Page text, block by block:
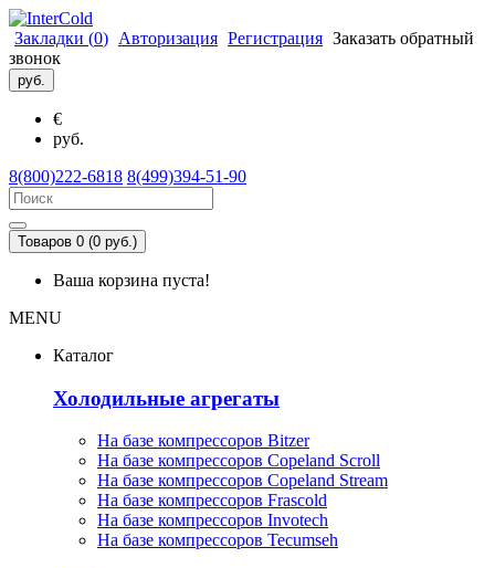
Закладки (0) Авторизация Регистрация Заказать обратный
звонок
руб.
€
руб.
8(800)222-6818 8(499)394-51-90
Товаров 0 (0 руб.)
Ваша корзина пуста!
MENU
Каталог
Холодильные агрегаты
На базе компрессоров Bitzer
На базе компрессоров Copeland Scroll
На базе компрессоров Copeland Stream
На базе компрессоров Frascold
На базе компрессоров Invotech
На базе компрессоров Tecumseh